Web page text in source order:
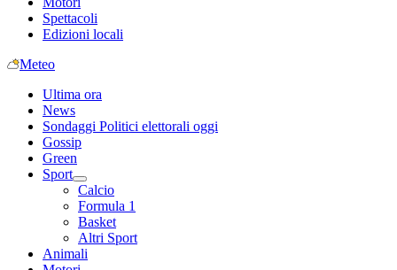
Spettacoli
Edizioni locali
Meteo
Ultima ora
News
Sondaggi Politici elettorali oggi
Gossip
Green
Sport
Calcio
Formula 1
Basket
Altri Sport
Animali